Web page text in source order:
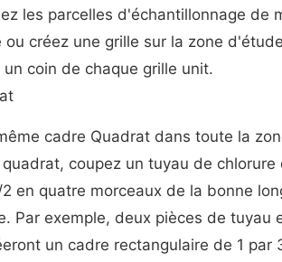
les parcelles d'échantillonnage de
créez une grille sur la zone
coin de chaque grille unit.
cadre Quadrat dans toute la
coupez un tuyau de chlorure
en quatre morceaux de la bonne
Par exemple, deux pièces de tuyau
un cadre rectangulaire de 1 par